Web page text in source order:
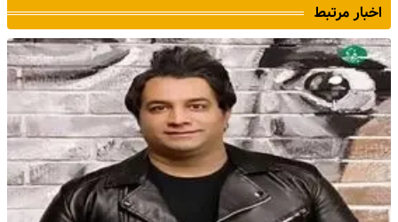
اخبار مرتبط